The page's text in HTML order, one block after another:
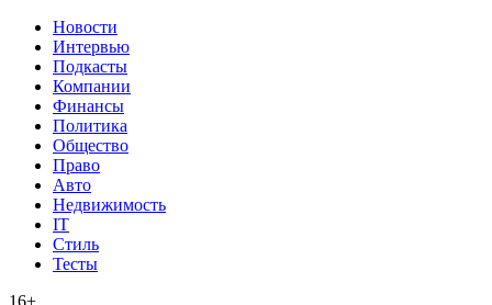
Новости
Интервью
Подкасты
Компании
Финансы
Политика
Общество
Право
Авто
Недвижимость
IT
Стиль
Тесты
16+